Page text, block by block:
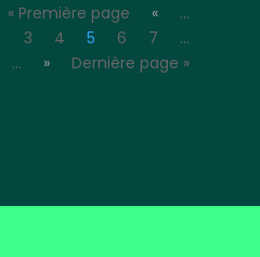
« Première page «
…
3
4 5 6 7
…
… » Dernière page »